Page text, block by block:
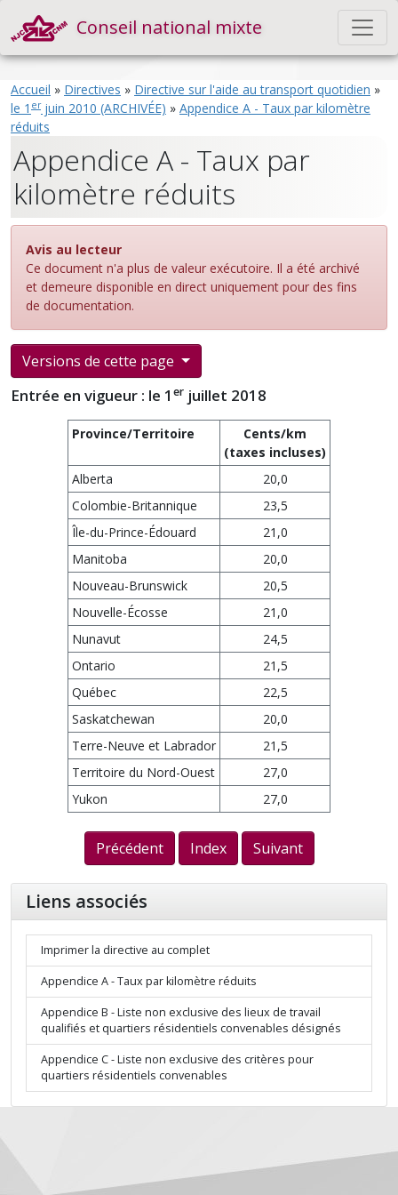
Conseil national mixte
Accueil » Directives » Directive sur l'aide au transport quotidien »
le 1 erjuin 2010 (ARCHIVÉE) » Appendice A - Taux par kilomètre
réduits
Appendice A - Taux par
kilomètre réduits
Avis au lecteur
Ce document n'a plus de valeur exécutoire. Il a été archivé
et demeure disponible en direct uniquement pour des fins
de documentation.
Versions de cette page
Entrée en vigueur : le 1 er juillet 2018
Province/Territoire
Cents/km
(taxes incluses)
Alberta
20,0
Colombie-Britannique
23,5
Île-du-Prince-Édouard
21,0
Manitoba
20,0
Nouveau-Brunswick
20,5
Nouvelle-Écosse
21,0
Nunavut
24,5
Ontario
21,5
Québec
22,5
Saskatchewan
20,0
Terre-Neuve et Labrador
21,5
Territoire du Nord-Ouest
27,0
Yukon
27,0
Précédent Index Suivant
Liens associés
Imprimer la directive au complet
Appendice A - Taux par kilomètre réduits
Appendice B - Liste non exclusive des lieux de travail
qualifiés et quartiers résidentiels convenables désignés
Appendice C - Liste non exclusive des critères pour
quartiers résidentiels convenables